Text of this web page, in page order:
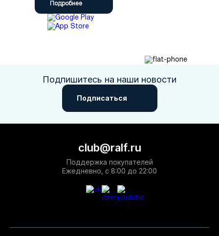
Подробнее
Подпишитесь на наши новости
Подписаться
club@ralf.ru
Поддержка покупателей
Ежедневно, с 8:00 до 22:00